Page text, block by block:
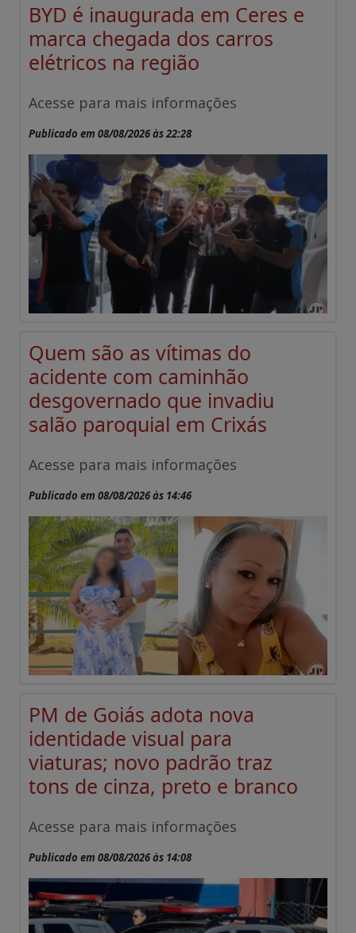
BYD é inaugurada em Ceres e
marca chegada dos carros
elétricos na região
Acesse para mais informações
Publicado em 08/08/2026 às 22:28
Quem são as vítimas do
acidente com caminhão
desgovernado que invadiu
salão paroquial em Crixás
Acesse para mais informações
Publicado em 08/08/2026 às 14:46
PM de Goiás adota nova
identidade visual para
viaturas; novo padrão traz
tons de cinza, preto e branco
Acesse para mais informações
Publicado em 08/08/2026 às 14:08